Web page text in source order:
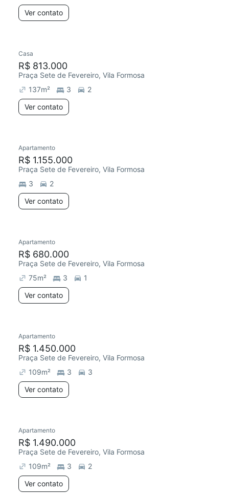
Ver contato
Casa
R$ 813.000
Praça Sete de Fevereiro, Vila Formosa
137m² 3
2
Ver contato
Redecorar
Apartamento
R$ 1.155.000
Praça Sete de Fevereiro, Vila Formosa
3
2
Ver contato
Redecorar
Apartamento
R$ 680.000
Praça Sete de Fevereiro, Vila Formosa
75m² 3
1
Ver contato
Redecorar
Apartamento
R$ 1.450.000
Praça Sete de Fevereiro, Vila Formosa
109m² 3
3
Ver contato
Redecorar
Apartamento
R$ 1.490.000
Praça Sete de Fevereiro, Vila Formosa
109m² 3
2
Ver contato